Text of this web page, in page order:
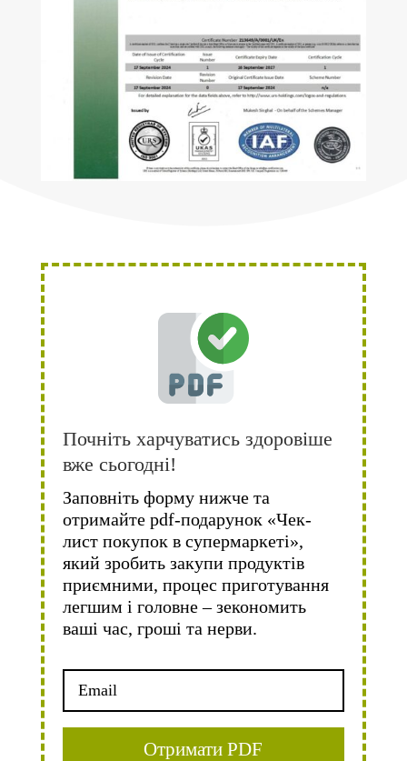
Почніть харчуватись здоровіше
вже сьогодні!
Заповніть форму нижче та
отримайте pdf-подарунок «Чек-
лист покупок в супермаркеті»,
який зробить закупи продуктів
приємними, процес приготування
легшим і головне – зекономить
ваші час, гроші та нерви.